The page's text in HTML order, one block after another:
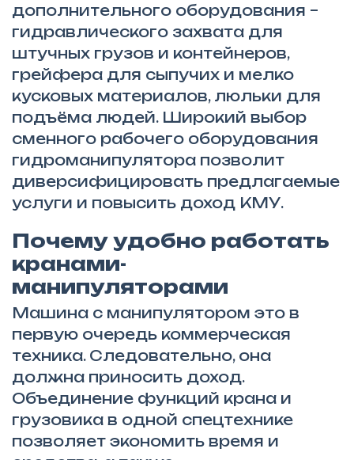
дополнительного оборудования –
гидравлического захвата для
штучных грузов и контейнеров,
грейфера для сыпучих и мелко
кусковых материалов, люльки для
подъёма людей. Широкий выбор
сменного рабочего оборудования
гидроманипулятора позволит
диверсифицировать предлагаемые
услуги и повысить доход КМУ.
Почему удобно работать
кранами-
манипуляторами
Машина с манипулятором это в
первую очередь коммерческая
техника. Следовательно, она
должна приносить доход.
Объединение функций крана и
грузовика в одной спецтехнике
позволяет экономить время и